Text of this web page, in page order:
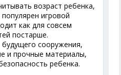
возраст ребенка,
игровой
как для совсем
постарше.
сооружения,
и прочные материалы,
ребенка.